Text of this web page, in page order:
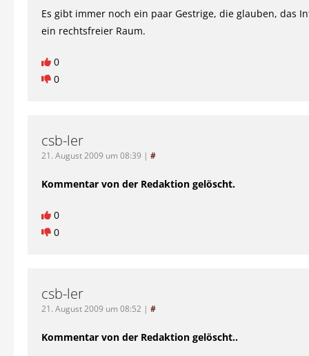
Es gibt immer noch ein paar Gestrige, die glauben, das
ein rechtsfreier Raum.
0
0
csb-ler
21. August 2009 um 08:39 | #
Kommentar von der Redaktion gelöscht.
0
0
csb-ler
21. August 2009 um 08:52 | #
Kommentar von der Redaktion gelöscht..